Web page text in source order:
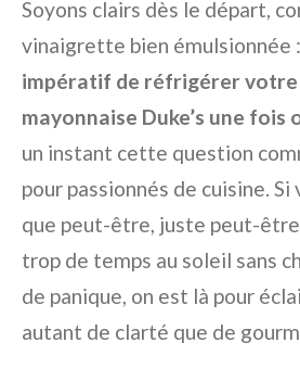
Soyons clairs dès le départ,
vinaigrette bien émulsionnée :
impératif de réfrigérer votre
mayonnaise Duke’s une fois
un instant cette question
pour passionnés de cuisine. Si
que peut-être, juste peut-
trop de temps au soleil sans
de panique, on est là pour
autant de clarté que de